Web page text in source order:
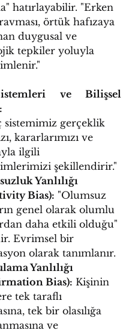
hatırlayabilir. "Erken
örtük hafızaya
duygusal ve
tepkiler yoluyla
ve Bilişsel
sistemimiz gerçeklik
kararlarımızı ve
ilgili
şekillendirir."
Yanlılığı
Bias): "Olumsuz
genel olarak olumlu
daha etkili olduğu"
Evrimsel bir
olarak tanımlanır.
Yanlılığı
Bias): Kişinin
tek taraflı
tek bir olasılığa
ve